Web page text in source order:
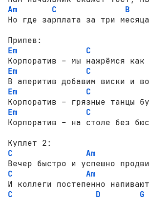
Am C
B
Но где зарплата за три
Em
C
Em
C
Em
C
Em
C
Корпоратив – на столе без
C
Am
C
Am
C
D G